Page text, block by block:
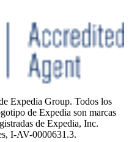
Expedia Group. Todos los
de Expedia son marcas
de Expedia, Inc.
I-AV-0000631.3.